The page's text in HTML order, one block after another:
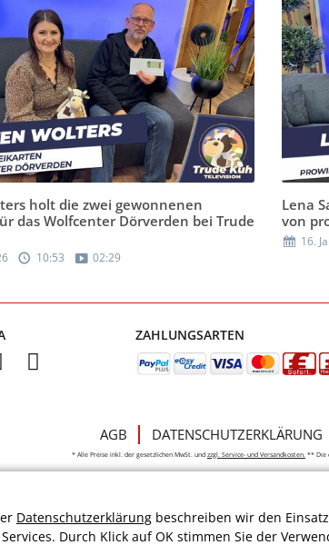
holt die zwei gewonnenen
das Wolfcenter Dörverden bei Trude
10:53 02:29
Lena
von
16.
ZAHLUNGSARTEN
AGB DATENSCHUTZERKLÄRUNG
* Alle Preise inkl. der gesetzlichen MwSt. und zzgl. Service- und Versandkosten. ** Die
Datenschutzerklärung beschreiben wir den
Durch Klick auf OK stimmen Sie der